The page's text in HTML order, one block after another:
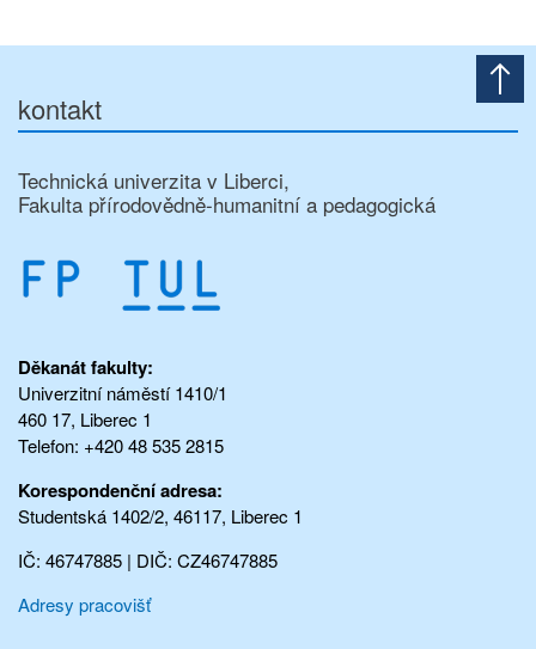
kontakt
Technická univerzita v Liberci,
Fakulta přírodovědně-humanitní a pedagogická
Děkanát fakulty:
Univerzitní náměstí 1410/1
460 17, Liberec 1
Telefon: +420 48 535 2815
Korespondenční adresa:
Studentská 1402/2, 46117, Liberec 1
IČ: 46747885 | DIČ: CZ46747885
Adresy pracovišť